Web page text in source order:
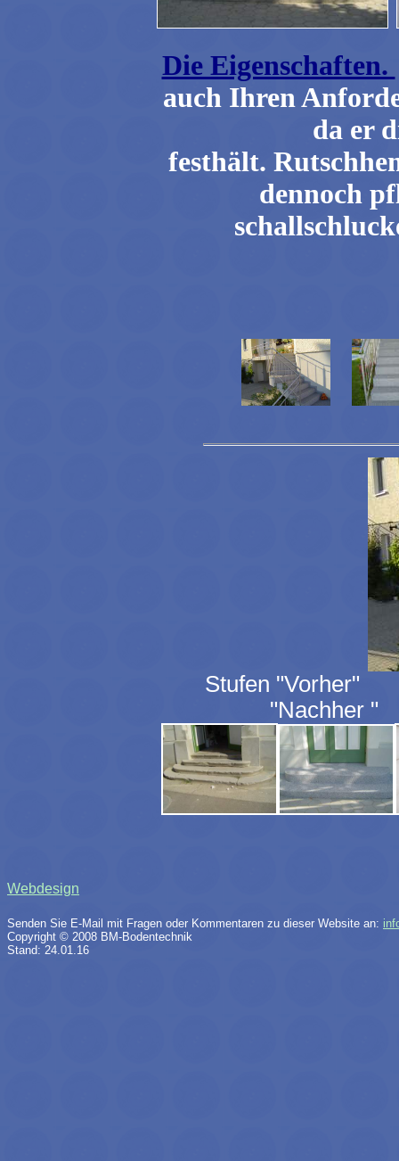
Die Eigenschaften.
auch Ihren
da er
festhält.
dennoch
Stufen
Webdesign
Senden Sie E-Mail mit Fragen oder Kommentaren zu dieser Website an:
Copyright © 2008 BM-Bodentechnik
Stand: 24.01.16